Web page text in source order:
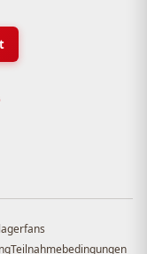
Teilnahmebedingungen